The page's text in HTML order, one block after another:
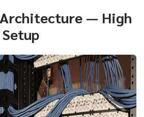
— High